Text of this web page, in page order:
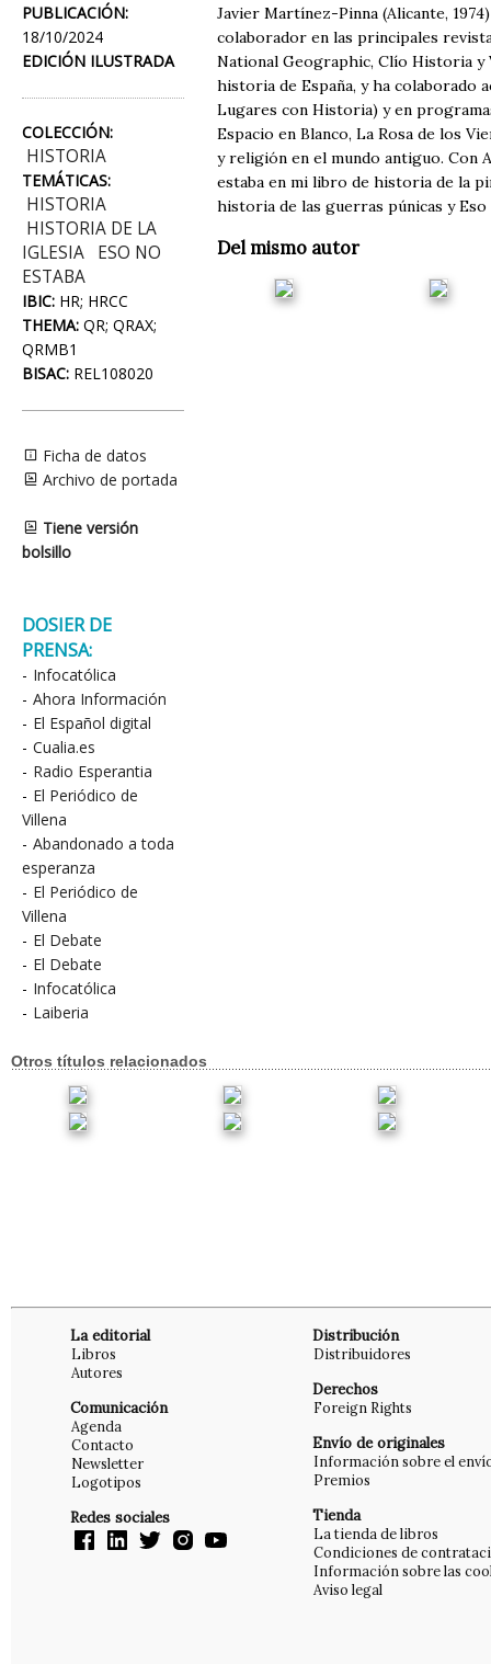
PUBLICACIÓN:
18/10/2024
EDICIÓN ILUSTRADA
COLECCIÓN:
HISTORIA
TEMÁTICAS:
HISTORIA
HISTORIA DE LA
IGLESIA
ESO NO
ESTABA
IBIC: HR; HRCC
THEMA: QR; QRAX;
QRMB1
BISAC: REL108020
Ficha de datos
Archivo de portada
Tiene versión
bolsillo
DOSIER DE
PRENSA:
- Infocatólica
- Ahora Información
- El Español digital
- Cualia.es
- Radio Esperantia
- El Periódico de
Villena
- Abandonado a toda
esperanza
- El Periódico de
Villena
- El Debate
- El Debate
- Infocatólica
- Laiberia
Javier Martínez-Pinna (Alicante,
colaborador en las principales
National Geographic, Clío Historia y
historia de España, y ha colaborado
Lugares con Historia) y en
Espacio en Blanco, La Rosa de los
y religión en el mundo antiguo. Con
estaba en mi libro de historia de la
historia de las guerras púnicas y
Del mismo autor
Otros títulos relacionados
La editorial
Libros
Autores
Comunicación
Agenda
Contacto
Newsletter
Logotipos
Redes sociales
Distribución
Distribuidores
Derechos
Foreign Rights
Envío de originales
Información sobre el
Premios
Tienda
La tienda de libros
Condiciones de
Información sobre las
Aviso legal